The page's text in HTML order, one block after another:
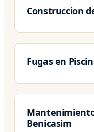
Construccion
Fugas en
Benicasim